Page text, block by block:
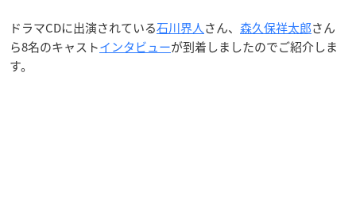
ドラマCDに出演されている石川界人さん、 森久保祥太郎さん
ら8名のキャストインタビューが到着しましたのでご紹介しま
す。